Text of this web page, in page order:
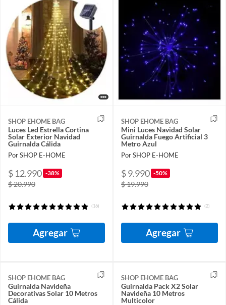
SHOP EHOME BAG
Luces Led Estrella Cortina
Solar Exterior Navidad
Guirnalda Cálida
Por SHOP E-HOME
$ 12.990 -38%
$ 20.990
(16)
Agregar
SHOP EHOME BAG
Mini Luces Navidad Solar
Guirnalda Fuego Artificial 3
Metro Azul
Por SHOP E-HOME
$ 9.990 -50%
$ 19.990
(2)
Agregar
SHOP EHOME BAG
Guirnalda Navideña
Decorativas Solar 10 Metros
Cálida
SHOP EHOME BAG
Guirnalda Pack X2 Solar
Navideña 10 Metros
Multicolor